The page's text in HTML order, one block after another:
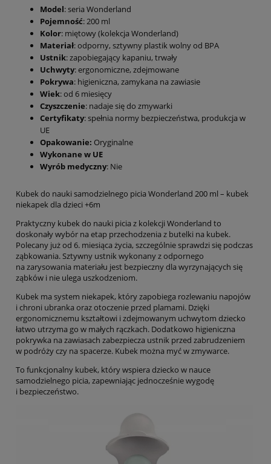
Model: seria Wonderland
Pojemność: 200 ml
Kolor: miętowy (kolekcja Wonderland)
Materiał: odporny, sztywny plastik wolny od BPA
Ustnik: zapobiegający kapaniu, trwały
Uchwyty: ergonomiczne, zdejmowane
Pokrywa: higieniczna, zamykana na zawiasie
Wiek: od 6 miesięcy
Czyszczenie: nadaje się do zmywarki
Certyfikaty: spełnia normy bezpieczeństwa, produkcja w
UE
Opakowanie: Oryginalne
Wykonane w UE
Wyrób medyczny: Nie
Kubek do nauki samodzielnego picia Wonderland 200 ml – kubek
niekapek dla dzieci +6m
Praktyczny kubek do nauki picia z kolekcji Wonderland to
doskonały wybór na etap przechodzenia z butelki na kubek.
Polecany już od 6. miesiąca życia, szczególnie sprawdzi się podczas
ząbkowania. Sztywny ustnik wykonany z odpornego
na zarysowania materiału jest bezpieczny dla wyrzynających się
ząbków i nie ulega uszkodzeniom.
Kubek ma system niekapek, który zapobiega rozlewaniu napojów
i chroni ubranka oraz otoczenie przed plamami. Dzięki
ergonomicznemu kształtowi i zdejmowanym uchwytom dziecko
łatwo utrzyma go w małych rączkach. Dodatkowo higieniczna
pokrywka na zawiasach zabezpiecza ustnik przed zabrudzeniem
w podróży czy na spacerze. Kubek można myć w zmywarce.
To funkcjonalny kubek, który wspiera dziecko w nauce
samodzielnego picia, zapewniając jednocześnie wygodę
i bezpieczeństwo.